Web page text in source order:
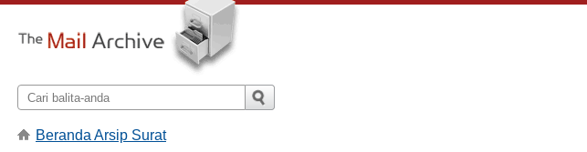
Beranda Arsip Surat